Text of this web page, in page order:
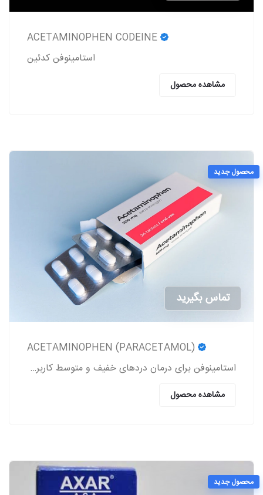
استامینوفن کدئین
مشاهده محصول
محصول جدید
تماس بگیرید
استامینوفن برای درمان دردهای خفیف و متوسط کاربرد داشته و یک کاهنده تب به شمار می‎رود.
مشاهده محصول
محصول جدید